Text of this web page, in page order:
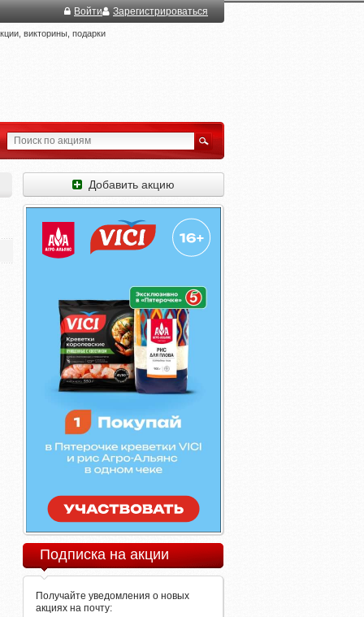
Войти Зарегистрироваться
викторины, подарки
Добавить акцию
Подписка на акции
Получайте уведомления о новых
акциях на почту: